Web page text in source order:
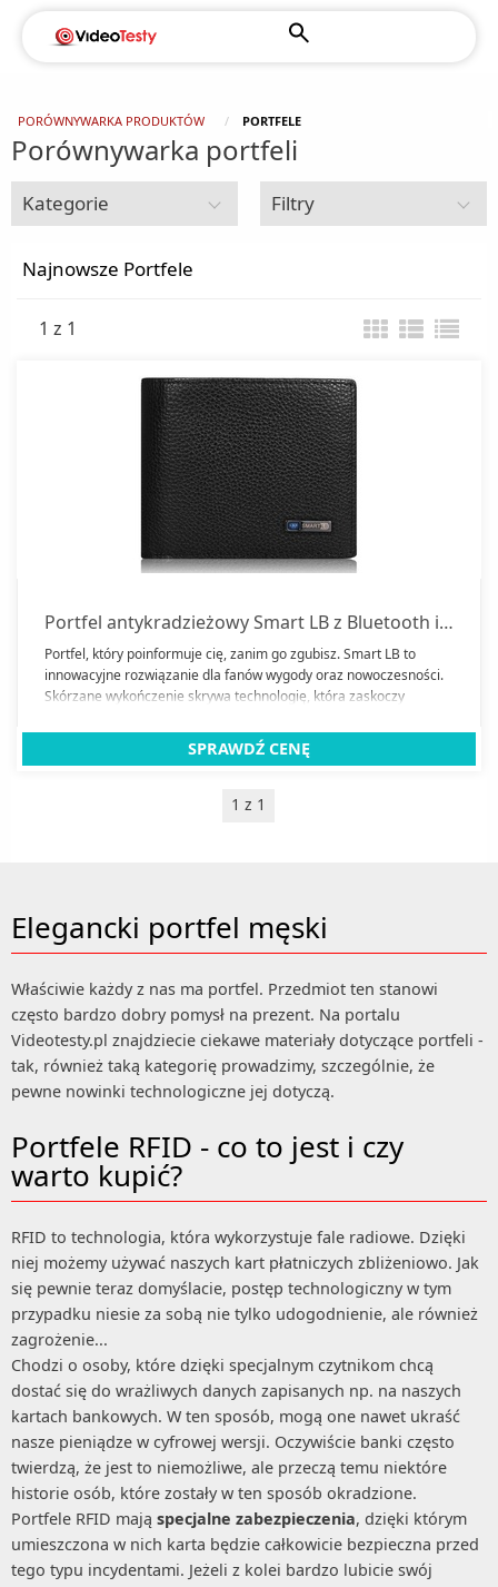
PORÓWNYWARKA PRODUKTÓW PORTFELE
Porównywarka portfeli
Kategorie Filtry
Akcesoria
Podgrzewacze tytoniu
Roboty myjące okna
Torby
Zegarki
Najnowsze Portfele
1 z 1
Portfel antykradzieżowy Smart LB z Bluetooth i GPS
Portfel, który poinformuje cię, zanim go zgubisz. Smart LB to
innowacyjne rozwiązanie dla fanów wygody oraz nowoczesności.
Skórzane wykończenie skrywa technologię, która zaskoczy
SPRAWDŹ CENĘ
1 z 1
Elegancki portfel męski
Właściwie każdy z nas ma portfel. Przedmiot ten stanowi
często bardzo dobry pomysł na prezent. Na portalu
Videotesty.pl znajdziecie ciekawe materiały dotyczące portfeli -
tak, również taką kategorię prowadzimy, szczególnie, że
pewne nowinki technologiczne jej dotyczą.
Portfele RFID - co to jest i czy
warto kupić?
RFID to technologia, która wykorzystuje fale radiowe. Dzięki
niej możemy używać naszych kart płatniczych zbliżeniowo. Jak
się pewnie teraz domyślacie, postęp technologiczny w tym
przypadku niesie za sobą nie tylko udogodnienie, ale również
zagrożenie...
Chodzi o osoby, które dzięki specjalnym czytnikom chcą
dostać się do wrażliwych danych zapisanych np. na naszych
kartach bankowych. W ten sposób, mogą one nawet ukraść
nasze pieniądze w cyfrowej wersji. Oczywiście banki często
twierdzą, że jest to niemożliwe, ale przeczą temu niektóre
historie osób, które zostały w ten sposób okradzione.
Portfele RFID mają specjalne zabezpieczenia, dzięki którym
umieszczona w nich karta będzie całkowicie bezpieczna przed
tego typu incydentami. Jeżeli z kolei bardzo lubicie swój